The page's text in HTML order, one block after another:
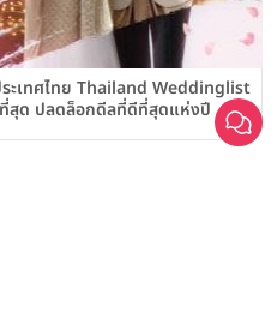
ะเทศไทย Thailand Weddinglist
สุด ปลดล็อกดีลที่ดีที่สุดแห่งปี